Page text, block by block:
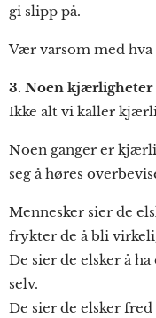
gi slipp på.
Vær varsom med hva
3. Noen
Ikke alt vi kaller
Noen ganger er
seg å høres
Mennesker sier de
frykter de å bli
De sier de elsker å
selv.
De sier de elsker